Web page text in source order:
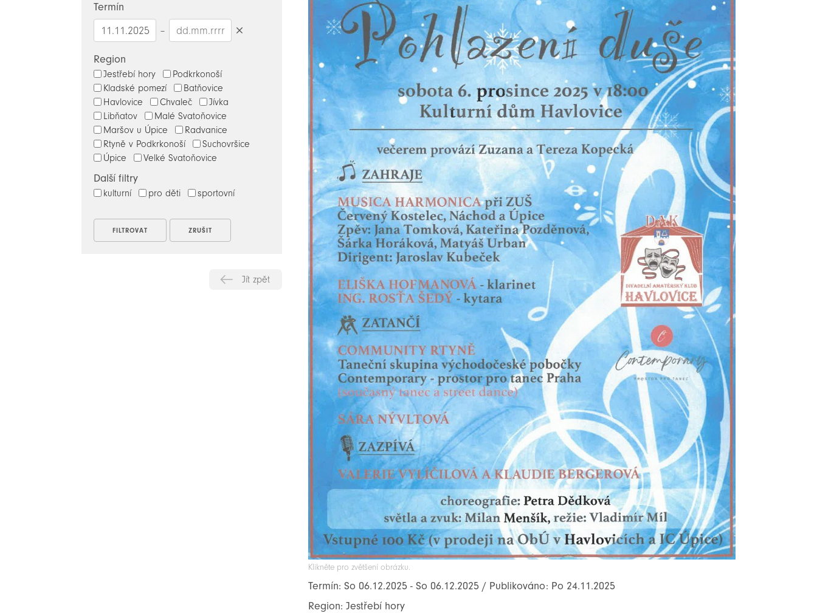
Termín
–
Region
Jestřebí hory
Podkrkonoší
Kladské pomezí
Batňovice
Havlovice
Chvaleč
Jívka
Libňatov
Malé Svatoňovice
Maršov u Úpice
Radvanice
Rtyně v Podkrkonoší
Suchovršice
Úpice
Velké Svatoňovice
Další filtry
kulturní pro děti sportovní
Jít zpět
Klikněte pro zvětšení obrázku.
Termín: So 06.12.2025 - So 06.12.2025 / Publikováno: Po 24.11.2025
Region: Jestřebí hory